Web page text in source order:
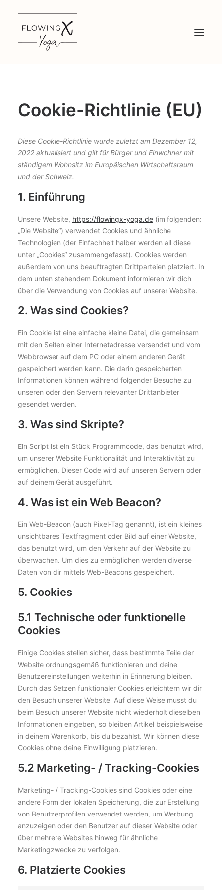
PREISE
Cookie-Richtlinie (EU)
Diese Cookie-Richtlinie wurde zuletzt am Dezember 12,
2022 aktualisiert und gilt für Bürger und Einwohner mit
ständigem Wohnsitz im Europäischen Wirtschaftsraum
und der Schweiz.
1. Einführung
Unsere Website, https://flowingx-yoga.de (im folgenden:
„Die Website“) verwendet Cookies und ähnliche
Technologien (der Einfachheit halber werden all diese
unter „Cookies“ zusammengefasst). Cookies werden
außerdem von uns beauftragten Drittparteien platziert. In
dem unten stehendem Dokument informieren wir dich
über die Verwendung von Cookies auf unserer Website.
2. Was sind Cookies?
Ein Cookie ist eine einfache kleine Datei, die gemeinsam
mit den Seiten einer Internetadresse versendet und vom
Webbrowser auf dem PC oder einem anderen Gerät
gespeichert werden kann. Die darin gespeicherten
Informationen können während folgender Besuche zu
unseren oder den Servern relevanter Drittanbieter
gesendet werden.
3. Was sind Skripte?
Ein Script ist ein Stück Programmcode, das benutzt wird,
um unserer Website Funktionalität und Interaktivität zu
ermöglichen. Dieser Code wird auf unseren Servern oder
auf deinem Gerät ausgeführt.
4. Was ist ein Web Beacon?
Ein Web-Beacon (auch Pixel-Tag genannt), ist ein kleines
unsichtbares Textfragment oder Bild auf einer Website,
das benutzt wird, um den Verkehr auf der Website zu
überwachen. Um dies zu ermöglichen werden diverse
Daten von dir mittels Web-Beacons gespeichert.
5. Cookies
5.1 Technische oder funktionelle
Cookies
Einige Cookies stellen sicher, dass bestimmte Teile der
Website ordnungsgemäß funktionieren und deine
Benutzereinstellungen weiterhin in Erinnerung bleiben.
Durch das Setzen funktionaler Cookies erleichtern wir dir
den Besuch unserer Website. Auf diese Weise musst du
beim Besuch unserer Website nicht wiederholt dieselben
Informationen eingeben, so bleiben Artikel beispielsweise
in deinem Warenkorb, bis du bezahlst. Wir können diese
Cookies ohne deine Einwilligung platzieren.
5.2 Marketing- / Tracking-Cookies
Marketing- / Tracking-Cookies sind Cookies oder eine
andere Form der lokalen Speicherung, die zur Erstellung
von Benutzerprofilen verwendet werden, um Werbung
anzuzeigen oder den Benutzer auf dieser Website oder
über mehrere Websites hinweg für ähnliche
Marketingzwecke zu verfolgen.
6. Platzierte Cookies